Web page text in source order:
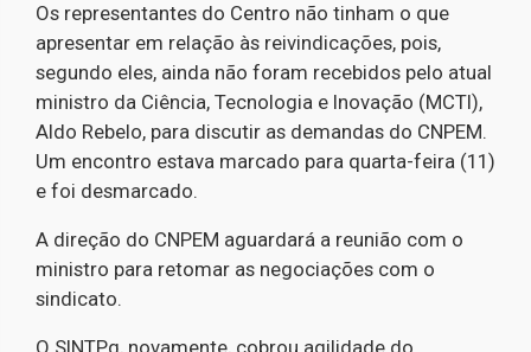
Os representantes do Centro não tinham o que
apresentar em relação às reivindicações, pois,
segundo eles, ainda não foram recebidos pelo atual
ministro da Ciência, Tecnologia e Inovação (MCTI),
Aldo Rebelo, para discutir as demandas do CNPEM.
Um encontro estava marcado para quarta-feira (11)
e foi desmarcado.
A direção do CNPEM aguardará a reunião com o
ministro para retomar as negociações com o
sindicato.
O SINTPq, novamente, cobrou agilidade do